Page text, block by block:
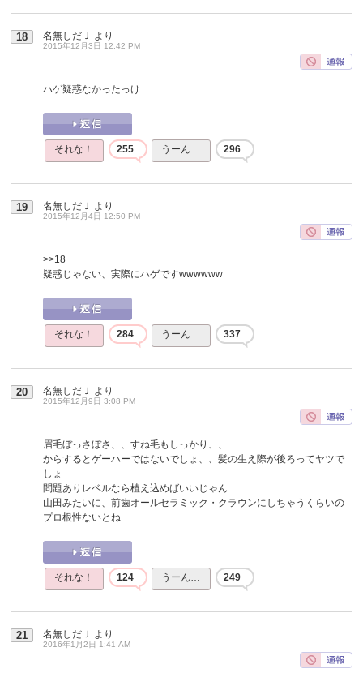
18 名無しだＪ より
2015年12月3日 12:42 PM
ハゲ疑惑なかったっけ
それな！ 255 うーん… 296
19 名無しだＪ より
2015年12月4日 12:50 PM
>>18
疑惑じゃない、実際にハゲですwwwwww
それな！ 284 うーん… 337
20 名無しだＪ より
2015年12月9日 3:08 PM
眉毛ぼっさぼさ、、すね毛もしっかり、、
からするとゲーハーではないでしょ、、髪の生え際が後ろってヤツで
しょ
問題ありレベルなら植え込めばいいじゃん
山田みたいに、前歯オールセラミック・クラウンにしちゃうくらいの
プロ根性ないとね
それな！ 124 うーん… 249
21 名無しだＪ より
2016年1月2日 1:41 AM